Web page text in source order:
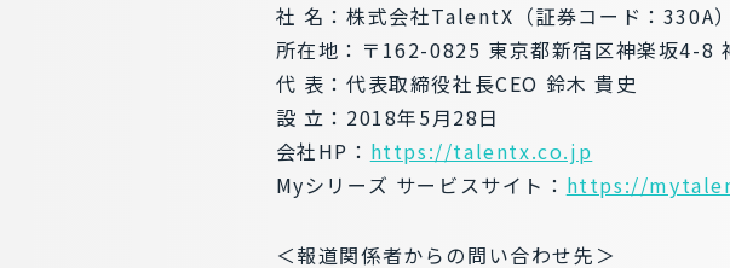
社 名：株式会社TalentX（証券コード：330A）
所在地：〒162-0825 東京都新宿区神楽坂4-8
代 表：代表取締役社長CEO 鈴木 貴史
設 立：2018年5月28日
会社HP： https://talentx.co.jp
Myシリーズ サービスサイト： https://
＜報道関係者からの問い合わせ先＞